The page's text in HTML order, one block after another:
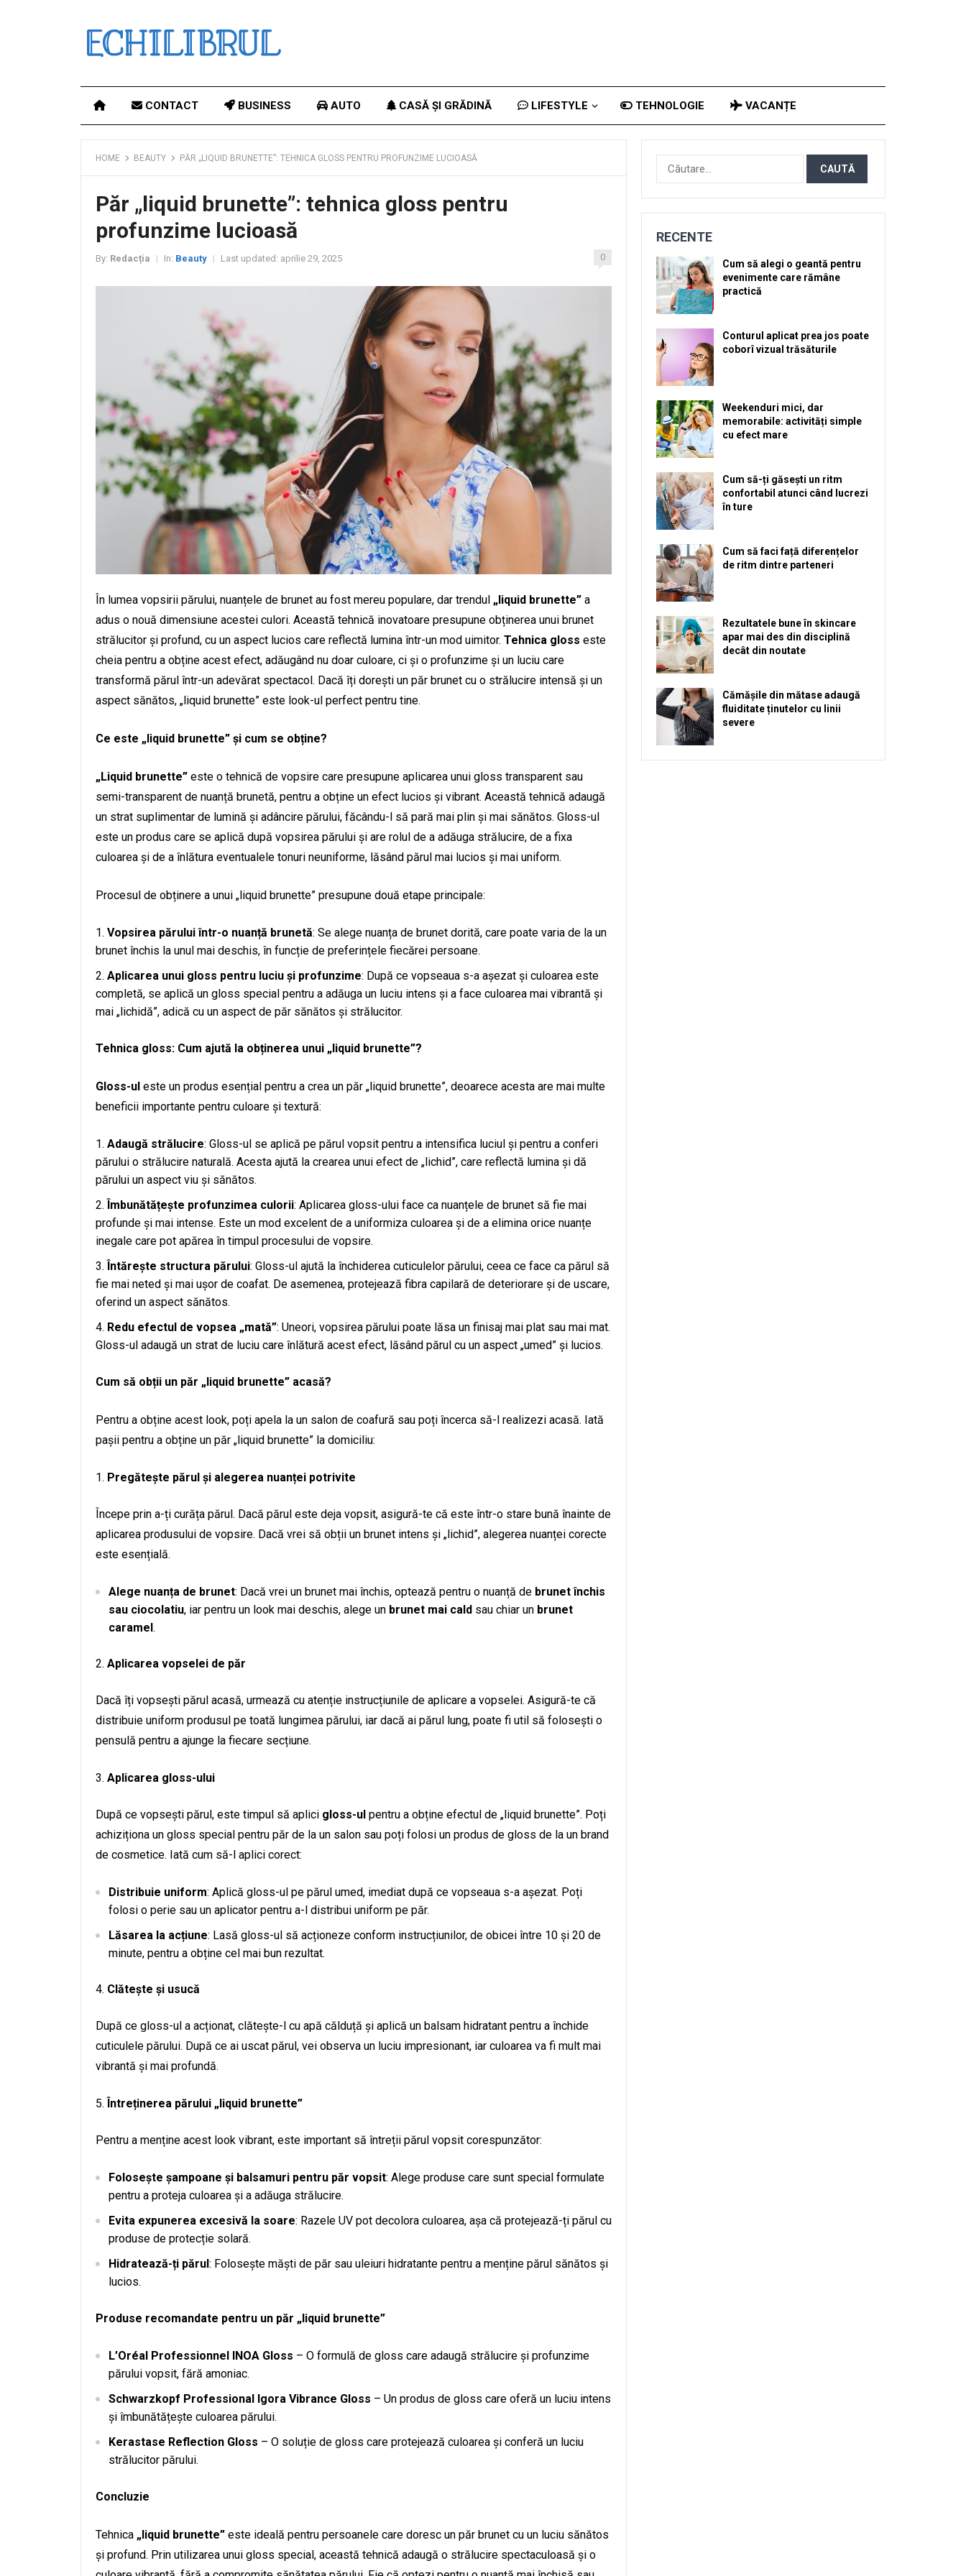
CONTACT BUSINESS AUTO CASĂ ȘI GRĂDINĂ LIFESTYLE TEHNOLOGIE VACANȚE
HOME BEAUTY PĂR „LIQUID BRUNETTE”: TEHNICA GLOSS PENTRU PROFUNZIME LUCIOASĂ
Păr „liquid brunette”: tehnica gloss pentru
profunzime lucioasă
By: Redacția In: Beauty Last updated: aprilie 29, 2025 0
În lumea vopsirii părului, nuanțele de brunet au fost mereu populare, dar trendul „liquid brunette” a
adus o nouă dimensiune acestei culori. Această tehnică inovatoare presupune obținerea unui brunet
strălucitor și profund, cu un aspect lucios care reflectă lumina într-un mod uimitor. Tehnica gloss este
cheia pentru a obține acest efect, adăugând nu doar culoare, ci și o profunzime și un luciu care
transformă părul într-un adevărat spectacol. Dacă îți dorești un păr brunet cu o strălucire intensă și un
aspect sănătos, „liquid brunette” este look-ul perfect pentru tine.
Ce este „liquid brunette” și cum se obține?
„Liquid brunette” este o tehnică de vopsire care presupune aplicarea unui gloss transparent sau
semi-transparent de nuanță brunetă, pentru a obține un efect lucios și vibrant. Această tehnică adaugă
un strat suplimentar de lumină și adâncire părului, făcându-l să pară mai plin și mai sănătos. Gloss-ul
este un produs care se aplică după vopsirea părului și are rolul de a adăuga strălucire, de a fixa
culoarea și de a înlătura eventualele tonuri neuniforme, lăsând părul mai lucios și mai uniform.
Procesul de obținere a unui „liquid brunette” presupune două etape principale:
Vopsirea părului într-o nuanță brunetă: Se alege nuanța de brunet dorită, care poate varia de la un
brunet închis la unul mai deschis, în funcție de preferințele fiecărei persoane.
Aplicarea unui gloss pentru luciu și profunzime: După ce vopseaua s-a așezat și culoarea este
completă, se aplică un gloss special pentru a adăuga un luciu intens și a face culoarea mai vibrantă și
mai „lichidă”, adică cu un aspect de păr sănătos și strălucitor.
Tehnica gloss: Cum ajută la obținerea unui „liquid brunette”?
Gloss-ul este un produs esențial pentru a crea un păr „liquid brunette”, deoarece acesta are mai multe
beneficii importante pentru culoare și textură:
Adaugă strălucire: Gloss-ul se aplică pe părul vopsit pentru a intensifica luciul și pentru a conferi
părului o strălucire naturală. Acesta ajută la crearea unui efect de „lichid”, care reflectă lumina și dă
părului un aspect viu și sănătos.
Îmbunătățește profunzimea culorii: Aplicarea gloss-ului face ca nuanțele de brunet să fie mai
profunde și mai intense. Este un mod excelent de a uniformiza culoarea și de a elimina orice nuanțe
inegale care pot apărea în timpul procesului de vopsire.
Întărește structura părului: Gloss-ul ajută la închiderea cuticulelor părului, ceea ce face ca părul să
fie mai neted și mai ușor de coafat. De asemenea, protejează fibra capilară de deteriorare și de uscare,
oferind un aspect sănătos.
Redu efectul de vopsea „mată”: Uneori, vopsirea părului poate lăsa un finisaj mai plat sau mai mat.
Gloss-ul adaugă un strat de luciu care înlătură acest efect, lăsând părul cu un aspect „umed” și lucios.
Cum să obții un păr „liquid brunette” acasă?
Pentru a obține acest look, poți apela la un salon de coafură sau poți încerca să-l realizezi acasă. Iată
pașii pentru a obține un păr „liquid brunette” la domiciliu:
Pregătește părul și alegerea nuanței potrivite
Începe prin a-ți curăța părul. Dacă părul este deja vopsit, asigură-te că este într-o stare bună înainte de
aplicarea produsului de vopsire. Dacă vrei să obții un brunet intens și „lichid”, alegerea nuanței corecte
este esențială.
Alege nuanța de brunet: Dacă vrei un brunet mai închis, optează pentru o nuanță de brunet închis
sau ciocolatiu, iar pentru un look mai deschis, alege un brunet mai cald sau chiar un brunet
caramel.
Aplicarea vopselei de păr
Dacă îți vopsești părul acasă, urmează cu atenție instrucțiunile de aplicare a vopselei. Asigură-te că
distribuie uniform produsul pe toată lungimea părului, iar dacă ai părul lung, poate fi util să folosești o
pensulă pentru a ajunge la fiecare secțiune.
Aplicarea gloss-ului
După ce vopsești părul, este timpul să aplici gloss-ul pentru a obține efectul de „liquid brunette”. Poți
achiziționa un gloss special pentru păr de la un salon sau poți folosi un produs de gloss de la un brand
de cosmetice. Iată cum să-l aplici corect:
Distribuie uniform: Aplică gloss-ul pe părul umed, imediat după ce vopseaua s-a așezat. Poți
folosi o perie sau un aplicator pentru a-l distribui uniform pe păr.
Lăsarea la acțiune: Lasă gloss-ul să acționeze conform instrucțiunilor, de obicei între 10 și 20 de
minute, pentru a obține cel mai bun rezultat.
Clătește și usucă
După ce gloss-ul a acționat, clătește-l cu apă călduță și aplică un balsam hidratant pentru a închide
cuticulele părului. După ce ai uscat părul, vei observa un luciu impresionant, iar culoarea va fi mult mai
vibrantă și mai profundă.
Întreținerea părului „liquid brunette”
Pentru a menține acest look vibrant, este important să întreții părul vopsit corespunzător:
Folosește șampoane și balsamuri pentru păr vopsit: Alege produse care sunt special formulate
pentru a proteja culoarea și a adăuga strălucire.
Evita expunerea excesivă la soare: Razele UV pot decolora culoarea, așa că protejează-ți părul cu
produse de protecție solară.
Hidratează-ți părul: Folosește măști de păr sau uleiuri hidratante pentru a menține părul sănătos și
lucios.
Produse recomandate pentru un păr „liquid brunette”
L’Oréal Professionnel INOA Gloss – O formulă de gloss care adaugă strălucire și profunzime
părului vopsit, fără amoniac.
Schwarzkopf Professional Igora Vibrance Gloss – Un produs de gloss care oferă un luciu intens
și îmbunătățește culoarea părului.
Kerastase Reflection Gloss – O soluție de gloss care protejează culoarea și conferă un luciu
strălucitor părului.
Concluzie
Tehnica „liquid brunette” este ideală pentru persoanele care doresc un păr brunet cu un luciu sănătos
și profund. Prin utilizarea unui gloss special, această tehnică adaugă o strălucire spectaculoasă și o
Caută
după:
RECENTE
Cum să alegi o geantă pentru
evenimente care rămâne
practică
Conturul aplicat prea jos poate
coborî vizual trăsăturile
Weekenduri mici, dar
memorabile: activități simple
cu efect mare
Cum să-ți găsești un ritm
confortabil atunci când lucrezi
în ture
Cum să faci față diferențelor
de ritm dintre parteneri
Rezultatele bune în skincare
apar mai des din disciplină
decât din noutate
Cămășile din mătase adaugă
fluiditate ținutelor cu linii
severe